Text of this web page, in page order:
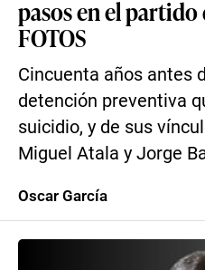
pasos en el partido
FOTOS
Cincuenta años antes
detención preventiva
suicidio, y de sus
Miguel Atala y Jorge
Oscar García